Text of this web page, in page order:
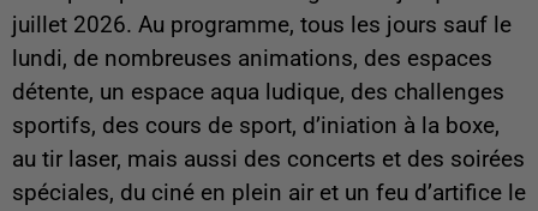
juillet 2026. Au programme, tous les jours sauf le
lundi, de nombreuses animations, des espaces
détente, un espace aqua ludique, des challenges
sportifs, des cours de sport, d’iniation à la boxe,
au tir laser, mais aussi des concerts et des soirées
spéciales, du ciné en plein air et un feu d’artifice le